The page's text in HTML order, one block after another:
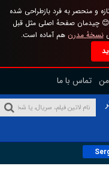
و منحصر به فرد بازطراحی شده
چیدمان صفحهٔ اصلی مثل قبل
نسخهٔ مدرن هم آماده است.
تماس با ما